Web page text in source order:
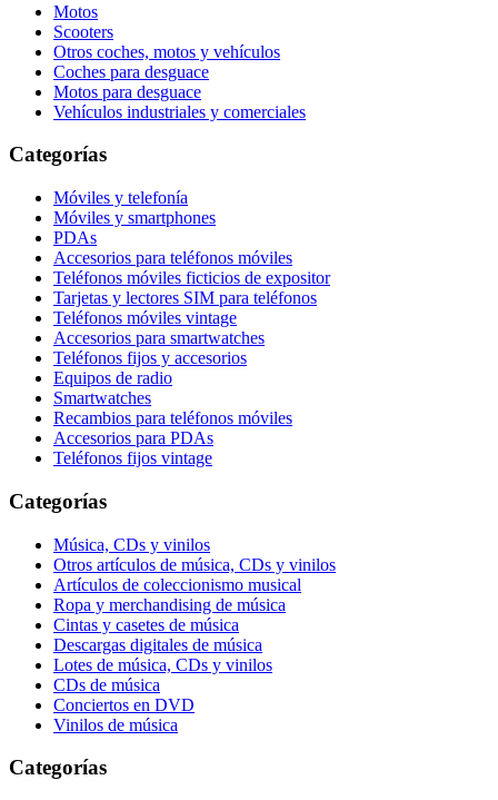
Motos
Scooters
Otros coches, motos y vehículos
Coches para desguace
Motos para desguace
Vehículos industriales y comerciales
Categorías
Móviles y telefonía
Móviles y smartphones
PDAs
Accesorios para teléfonos móviles
Teléfonos móviles ficticios de expositor
Tarjetas y lectores SIM para teléfonos
Teléfonos móviles vintage
Accesorios para smartwatches
Teléfonos fijos y accesorios
Equipos de radio
Smartwatches
Recambios para teléfonos móviles
Accesorios para PDAs
Teléfonos fijos vintage
Categorías
Música, CDs y vinilos
Otros artículos de música, CDs y vinilos
Artículos de coleccionismo musical
Ropa y merchandising de música
Cintas y casetes de música
Descargas digitales de música
Lotes de música, CDs y vinilos
CDs de música
Conciertos en DVD
Vinilos de música
Categorías